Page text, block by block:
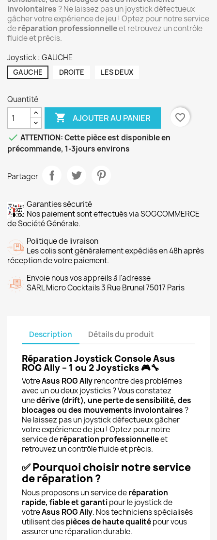
involontaires ? Ne laissez pas un joystick défectueux
gâcher votre expérience de jeu ! Optez pour notre service
deréparation professionnelleet retrouvez un contrôle
fluide et précis.
Joystick : GAUCHE
GAUCHE DROITE LES DEUX
Quantité
 AJOUTER AU PANIER
favorite_border
 ATTENTION: Cette pièce est disponible en
précommande, 1-3jours environs
Partager
Garanties sécurité
Nos paiement sont effectués via SOGCOMMERCE
de Société Générale.
Politique de livraison
Les colis sont généralement expédiés en 48h après
réception de votre paiement.
Envoie nous vos appreils à l'adresse
SARL Micro Cocktails 3 Rue Brunel 75017 Paris
Description Détails du produit
Réparation Joystick Console Asus
ROG Ally – 1 ou 2 Joysticks 🎮🔧
VotreAsus ROG Allyrencontre des problèmes
avec un ou deux joysticks ? Vous constatez
unedérive (drift), une perte de sensibilité, des
blocages ou des mouvements involontaires ?
Ne laissez pas un joystick défectueux gâcher
votre expérience de jeu ! Optez pour notre
service deréparation professionnelleet
retrouvez un contrôle fluide et précis.
✅Pourquoi choisir notre service
de réparation ?
Nous proposons un service deréparation
rapide, fiable et garantipour le joystick de
votreAsus ROG Ally. Nos techniciens spécialisés
utilisent despièces de haute qualitépour vous
assurer une réparation durable.